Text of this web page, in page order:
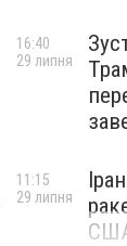
16:40
29 липня
11:15
29 липня